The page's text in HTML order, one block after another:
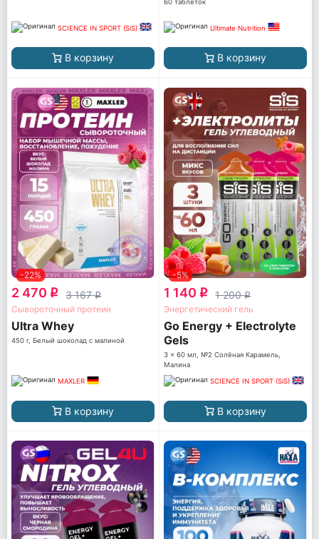
SCIENCE IN SPORT (SiS)
В корзину
Ultimate Nutrition
В корзину
-22%
2 470 q 3 167q
Сывороточный протеин
Ultra Whey
450 г, Белый шоколад с малиной
MAXLER
В корзину
-5%
1 140 q 1 200q
Энергетический гель
Go Energy + Electrolyte
Gels
3 x 60 мл, №2 Солёная Карамель,
Малина
SCIENCE IN SPORT (SiS)
В корзину